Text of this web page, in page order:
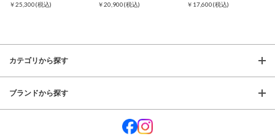
￥25,300(税込)
￥20,900(税込)
￥17,600(税込)
カテゴリから探す
ブランドから探す